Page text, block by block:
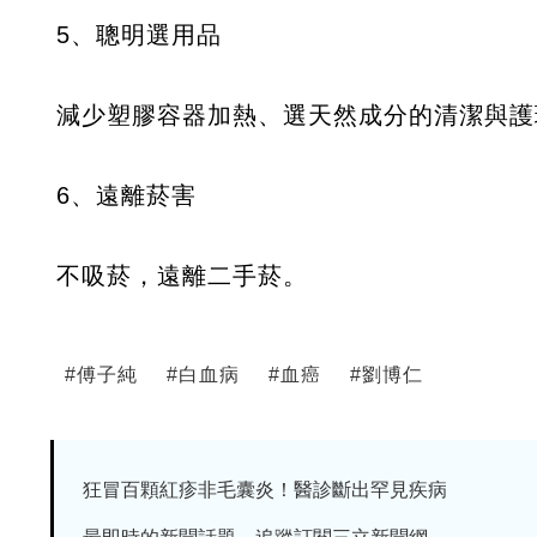
5、聰明選用品
減少塑膠容器加熱、選天然成分的清潔與
6、遠離菸害
不吸菸，遠離二手菸。
#傅子純 #白血病 #血癌 #劉博仁
狂冒百顆紅疹非毛囊炎！醫診斷出罕見疾病